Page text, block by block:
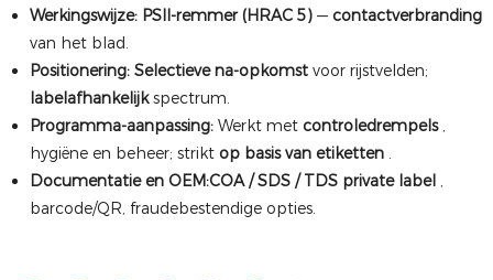
Werkingswijze: PSII-remmer (HRAC 5)— contactverbranding
van het blad.
Positionering: Selectieve na-opkomstvoor rijstvelden;
labelafhankelijkspectrum.
Programma-aanpassing:Werkt met controledrempels,
hygiëne en beheer; strikt op basis van etiketten.
Documentatie en OEM:COA / SDS / TDS private label,
barcode/QR, fraudebestendige opties.